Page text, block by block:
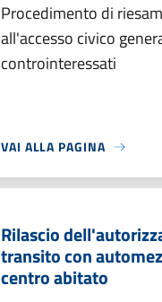
Procedimento di
all'accesso civico
controinteressati
VAI ALLA PAGINA
Rilascio
transito con
centro abitato